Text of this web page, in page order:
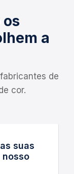
a
de
cor.
suas